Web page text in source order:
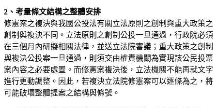
2 、考量條文結構之整體安排
修憲案之複決與我國公投法有關立法原則之創制與重大政策之
創制與複決不同。立法原則之創制公投一旦通過，行政院必須
在三個月內研擬相關法律，並送立法院審議；重大政策之創制
與複決公投案一旦通過，則須交由權責機關為實現該公民投票
案內容之必要處置。而修憲案複決後，立法機關不能再就文字
進行更動調整。因此，若複決立法院修憲案可以逐條為之，將
可能破壞整體提案之結構與條號。